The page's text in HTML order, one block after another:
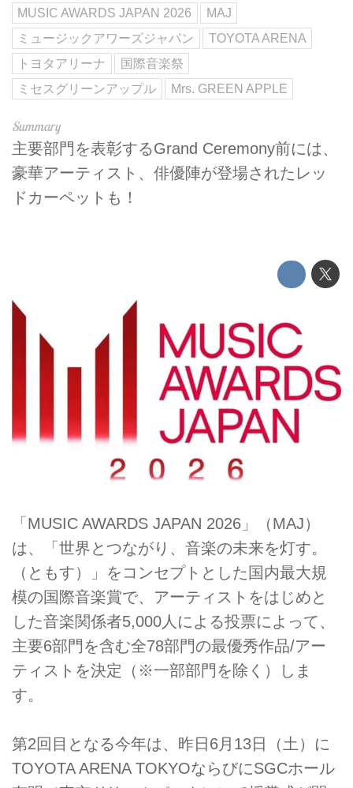
MUSIC AWARDS JAPAN 2026
MAJ
ミュージックアワーズジャパン
TOYOTA ARENA
トヨタアリーナ
国際音楽祭
ミセスグリーンアップル
Mrs. GREEN APPLE
主要部門を表彰するGrand Ceremony前には、
豪華アーティスト、俳優陣が登場されたレッ
ドカーペットも！
「MUSIC AWARDS JAPAN 2026」（MAJ）
は、「世界とつながり、音楽の未来を灯す。
（ともす）」をコンセプトとした国内最大規
模の国際音楽賞で、アーティストをはじめと
した音楽関係者5,000人による投票によって、
主要6部門を含む全78部門の最優秀作品/アー
ティストを決定（※一部部門を除く）しま
す。
第2回目となる今年は、昨日6月13日（土）に
TOYOTA ARENA TOKYOならびにSGCホール